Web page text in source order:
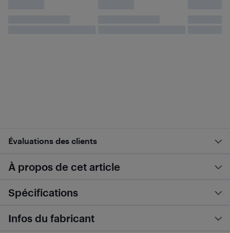
Évaluations des clients
À propos de cet article
Spécifications
Infos du fabricant